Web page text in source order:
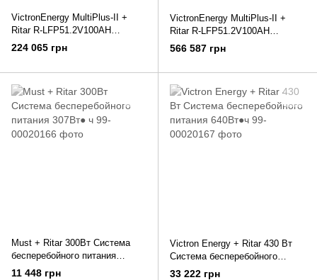
VictronEnergy MultiPlus-II +
Ritar R-LFP51.2V100AH
Система бесперебойного
питания 4 кВт 10,2 кВт●ч
224 065 грн
VictronEnergy MultiPlus-II +
Ritar R-LFP51.2V100AH
Система бесперебойного
питания 3 фазы, 12 кВт, 25
566 587 грн
Must + Ritar 300Вт Система
бесперебойного питания
307Вт● ч
11 448 грн
Victron Energy + Ritar 430 Вт
Система бесперебойного
питания 640Вт●ч
33 222 грн